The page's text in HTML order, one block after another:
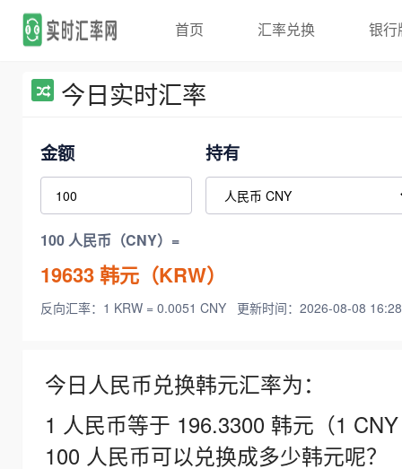
首页 汇率兑换 银行
今日实时汇率
金额 持有
100 人民币（CNY）=
19633韩元（KRW）
反向汇率：1 KRW = 0.0051 CNY 更新时间：2026-08-08
今日人民币兑换韩元汇率为：
1 人民币等于 196.3300 韩元（1
100 人民币可以兑换成多少韩元呢？